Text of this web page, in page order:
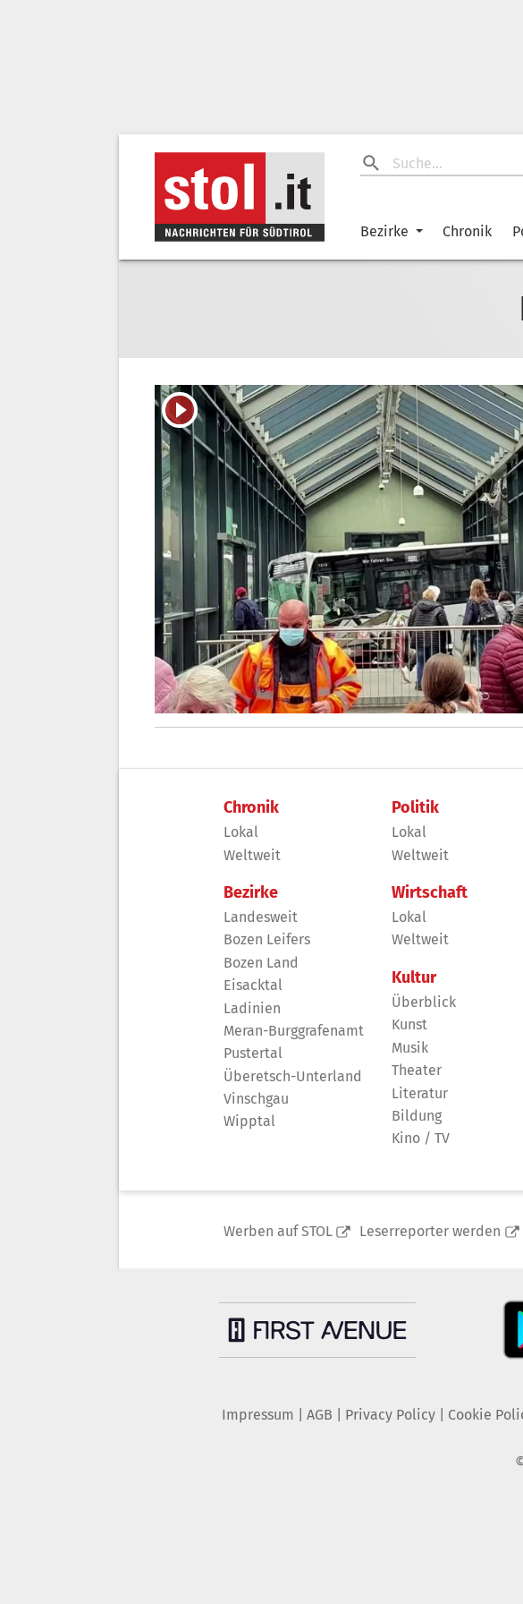
Bezirke Chronik
Chronik
Lokal
Weltweit
Bezirke
Landesweit
Bozen Leifers
Bozen Land
Eisacktal
Ladinien
Meran-Burggrafenamt
Pustertal
Überetsch-Unterland
Vinschgau
Wipptal
Politik
Lokal
Weltweit
Wirtschaft
Lokal
Weltweit
Kultur
Überblick
Kunst
Musik
Theater
Literatur
Bildung
Kino / TV
Werben auf STOL Leserreporter werden
Impressum AGB Privacy Policy| Cookie